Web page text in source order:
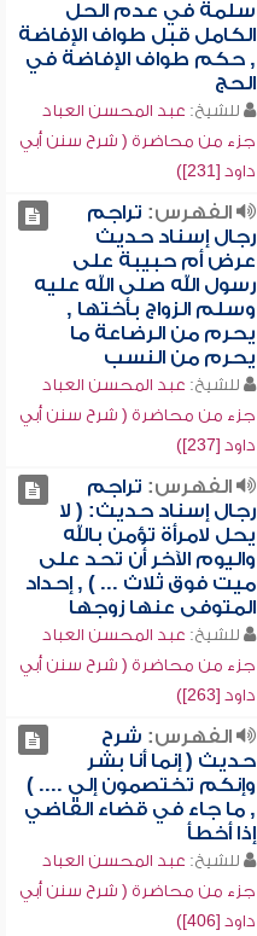
سلمة في عدم الحل
الكامل قبل طواف الإفاضة
, حكم طواف الإفاضة في
الحج
للشيخ: عبد المحسن العباد
جزء من محاضرة ( شرح سنن أبي
داود [231])
الفهرس: تراجم
رجال إسناد حديث
عرض أم حبيبة على
رسول الله صلى الله عليه
وسلم الزواج بأختها ,
يحرم من الرضاعة ما
يحرم من النسب
للشيخ: عبد المحسن العباد
جزء من محاضرة ( شرح سنن أبي
داود [237])
الفهرس: تراجم
رجال إسناد حديث: ( لا
يحل لامرأة تؤمن بالله
واليوم الآخر أن تحد على
ميت فوق ثلاث ... ) , إحداد
المتوفى عنها زوجها
للشيخ: عبد المحسن العباد
جزء من محاضرة ( شرح سنن أبي
داود [263])
الفهرس: شرح
حديث ( إنما أنا بشر
وإنكم تختصمون إلي .... )
, ما جاء في قضاء القاضي
إذا أخطأ
للشيخ: عبد المحسن العباد
جزء من محاضرة ( شرح سنن أبي
داود [406])